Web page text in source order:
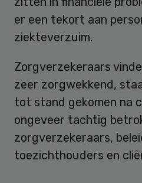
er een tekort aan
ziekteverzuim.
Zorgverzekeraars
zeer zorgwekkend,
tot stand gekomen na
ongeveer tachtig
zorgverzekeraars,
toezichthouders en